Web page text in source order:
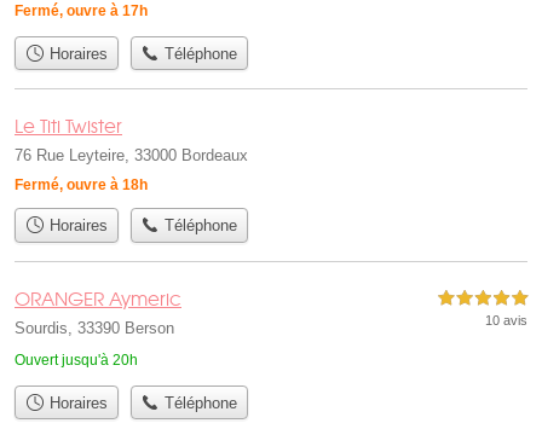
Fermé, ouvre à 17h
Horaires Téléphone
Le Titi Twister
76 Rue Leyteire, 33000 Bordeaux
Fermé, ouvre à 18h
Horaires Téléphone
ORANGER Aymeric
Sourdis, 33390 Berson
Ouvert jusqu'à 20h
5,0 étoiles sur 5
10 avis
Horaires Téléphone